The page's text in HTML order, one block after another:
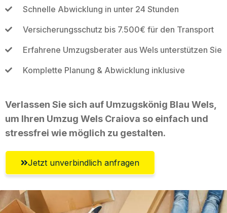
Schnelle Abwicklung in unter 24 Stunden
Versicherungsschutz bis 7.500€ für den Transport
Erfahrene Umzugsberater aus Wels unterstützen Sie
Komplette Planung & Abwicklung inklusive
Verlassen Sie sich auf Umzugskönig Blau Wels,
um Ihren Umzug Wels Craiova so einfach und
stressfrei wie möglich zu gestalten.
Jetzt unverbindlich anfragen